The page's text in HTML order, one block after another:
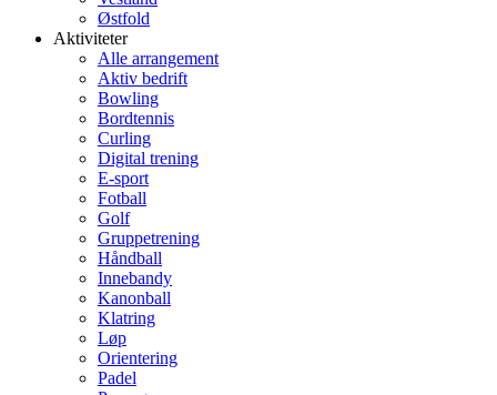
Østfold
Aktiviteter
Alle arrangement
Aktiv bedrift
Bowling
Bordtennis
Curling
Digital trening
E-sport
Fotball
Golf
Gruppetrening
Håndball
Innebandy
Kanonball
Klatring
Løp
Orientering
Padel